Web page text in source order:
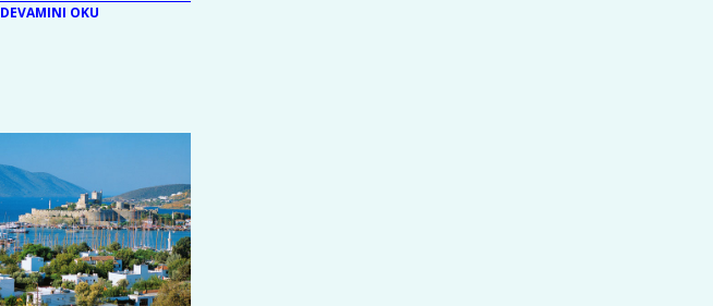
DEVAMINI OKU